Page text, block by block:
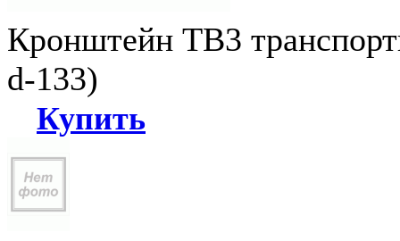
Кронштейн ТВ3
d-133)
Купить